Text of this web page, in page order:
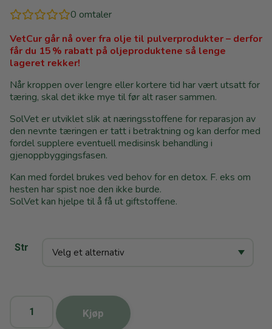
0 omtaler
VetCur går nå over fra olje til pulverprodukter – derfor
får du 15 % rabatt på oljeproduktene så lenge
lageret rekker!
Når kroppen over lengre eller kortere tid har vært utsatt for
tæring, skal det ikke mye til før alt raser sammen.
SolVet er utviklet slik at næringsstoffene for reparasjon av
den nevnte tæringen er tatt i betraktning og kan derfor med
fordel supplere eventuell medisinsk behandling i
gjenoppbyggingsfasen.
Kan med fordel brukes ved behov for en detox. F. eks om
hesten har spist noe den ikke burde.
SolVet kan hjelpe til å få ut giftstoffene.
Str
Kjøp